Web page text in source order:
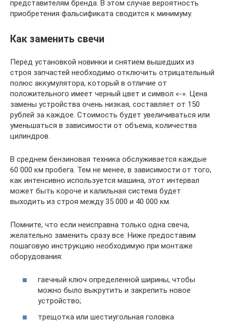
представителям бренда. В этом случае вероятность
приобретения фальсификата сводится к минимуму.
Как заменить свечи
Перед установкой новинки и снятием вышедших из
строя запчастей необходимо отключить отрицательный
полюс аккумулятора, который в отличие от
положительного имеет черный цвет и символ «-». Цена
замены устройства очень низкая, составляет от 150
рублей за каждое. Стоимость будет увеличиваться или
уменьшаться в зависимости от объема, количества
цилиндров.
В среднем бензиновая техника обслуживается каждые
60 000 км пробега. Тем не менее, в зависимости от того,
как интенсивно используется машина, этот интервал
может быть короче и калильная система будет
выходить из строя между 35 000 и 40 000 км.
Помните, что если неисправна только одна свеча,
желательно заменить сразу все. Ниже предоставим
пошаговую инструкцию необходимую при монтаже
оборудования:
гаечный ключ определенной ширины, чтобы
можно было выкрутить и закрепить новое
устройство;
трещотка или шестиугольная головка